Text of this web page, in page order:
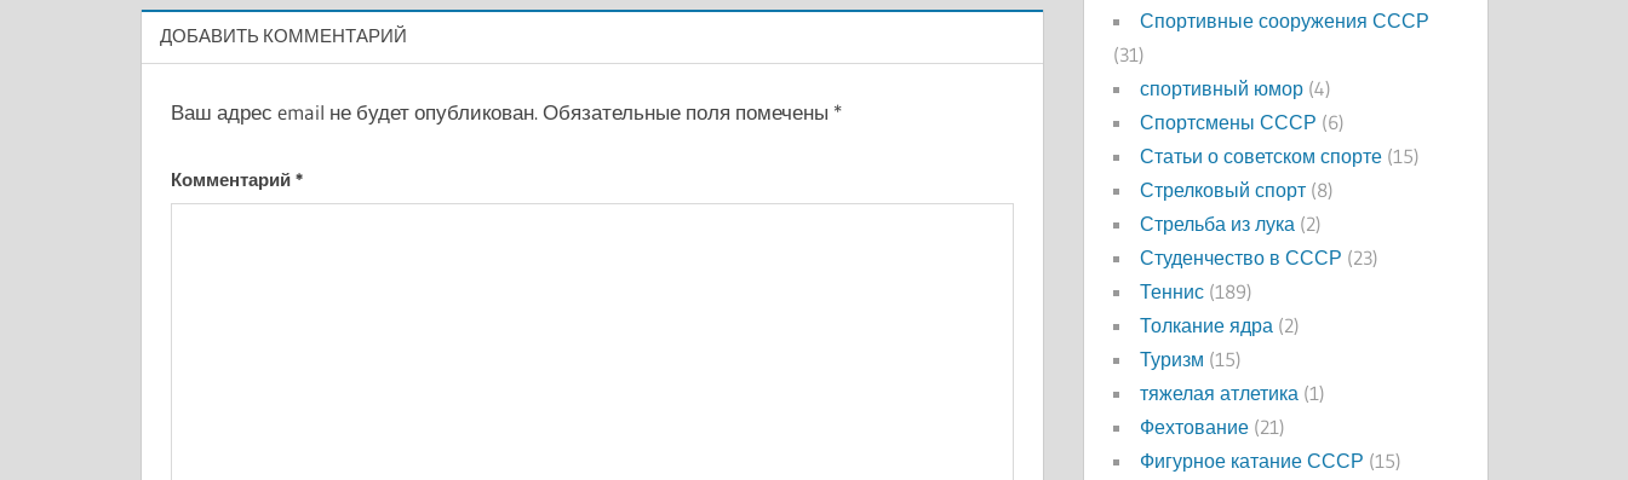
ДОБАВИТЬ КОММЕНТАРИЙ
Ваш адрес email не будет опубликован.Обязательные поля помечены *
Комментарий *
Спортивные сооружения СССР
(31)
спортивный юмор (4)
Спортсмены СССР (6)
Статьи о советском спорте (15)
Стрелковый спорт (8)
Стрельба из лука (2)
Студенчество в СССР (23)
Теннис (189)
Толкание ядра (2)
Туризм (15)
тяжелая атлетика (1)
Фехтование (21)
Фигурное катание СССР (15)